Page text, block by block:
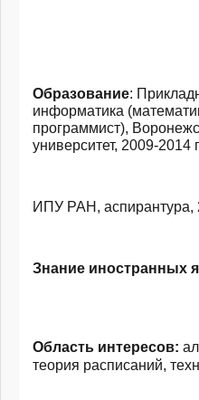
Образование:
информатика
программист),
университет, 2009-2014
ИПУ РАН, аспирантура,
Знание иностранных
Область интересов:
теория расписаний,